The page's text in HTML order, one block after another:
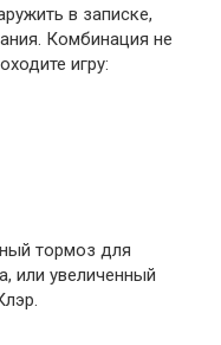
в записке,
Комбинация не
игру:
тормоз для
или увеличенный